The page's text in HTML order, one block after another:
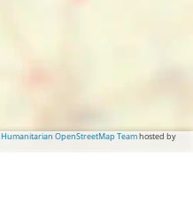
Humanitarian OpenStreetMap Teamhosted by